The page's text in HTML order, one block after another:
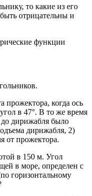
то какие из его
отрицательны и
функции
когда ось
в 47°. В то же время
до дирижабля было
дирижабля, 2)
от прожектора.
в 150 м. Угол
в море, определен с
горизонтальному